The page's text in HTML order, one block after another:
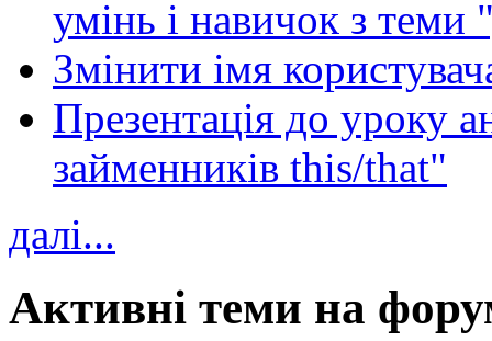
умінь і навичок з теми
Змінити імя
Презентація до уроку
займенників this/that"
далі...
Активні теми на